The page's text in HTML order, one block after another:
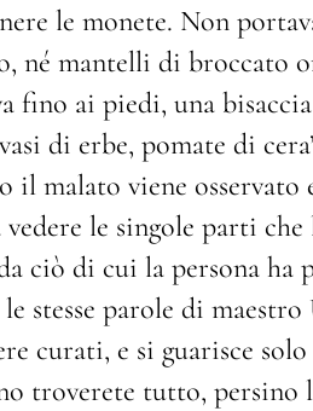
le monete. Non
né mantelli di broccato
fino ai piedi, una
di erbe, pomate di
il malato viene osservato
le singole parti che
ciò di cui la persona ha
stesse parole di
curati, e si guarisce
troverete tutto, persino